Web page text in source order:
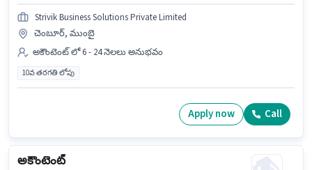
Strivik Business Solutions Private Limited
చెంబూర్, ముంబై
అకౌంటెంట్ లో 6 - 24 నెలలు అనుభవం
10వ తరగతి లోపు
Apply now Call
అకౌంటెంట్